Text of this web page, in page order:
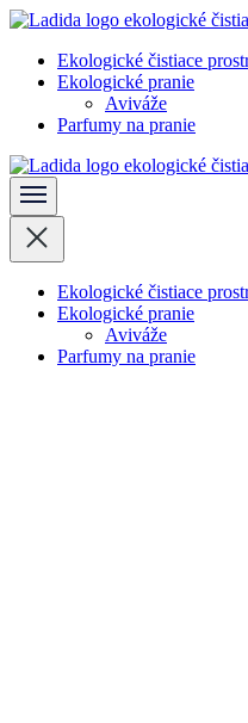
Skočiť
obsah
(stlačte
Ladida
Ekologické čistiace
Ekologické pranie
Aviváže
Parfumy na pranie
Ladida
Ekologické čistiace
Ekologické pranie
Aviváže
Parfumy na pranie